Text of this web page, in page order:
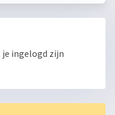
ingelogd zijn